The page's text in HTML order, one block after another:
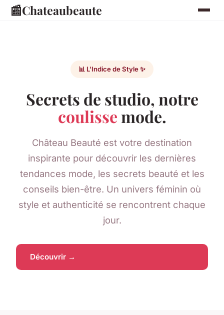
📰Chateaubeaute
📊 L'Indice de Style ✨
Secrets de studio, notre
coulissemode.
Château Beauté est votre destination
inspirante pour découvrir les dernières
tendances mode, les secrets beauté et les
conseils bien-être. Un univers féminin où
style et authenticité se rencontrent chaque
jour.
Découvrir →